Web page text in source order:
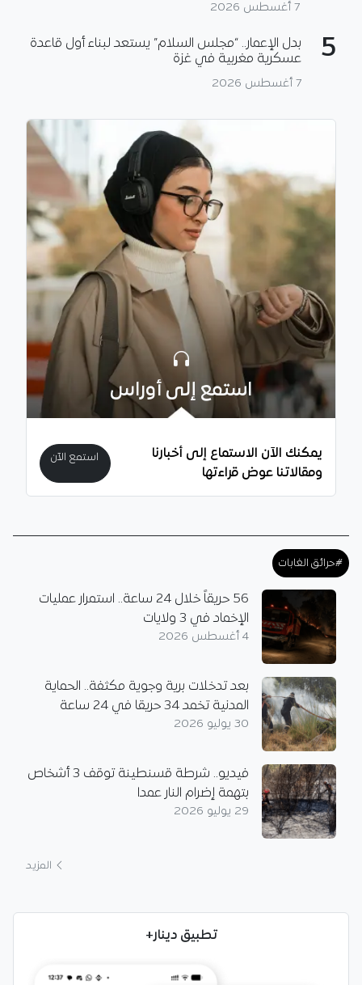
7 أغسطس 2026
5
بدل الإعمار.. “مجلس السلام” يستعد لبناء أول قاعدة
عسكرية مغربية في غزة
7 أغسطس 2026
استمع إلى أوراس
يمكنك الآن الاستماع إلى أخبارنا
ومقالاتنا عوض قراءتها
استمع الآن
#حرائق الغابات
56 حريقاً خلال 24 ساعة.. استمرار عمليات
الإخماد في 3 ولايات
4 أغسطس 2026
بعد تدخلات برية وجوية مكثفة.. الحماية
المدنية تخمد 34 حريقا في 24 ساعة
30 يوليو 2026
فيديو.. شرطة قسنطينة توقف 3 أشخاص
بتهمة إضرام النار عمدا
29 يوليو 2026
المزيد
تطبيق دينار+